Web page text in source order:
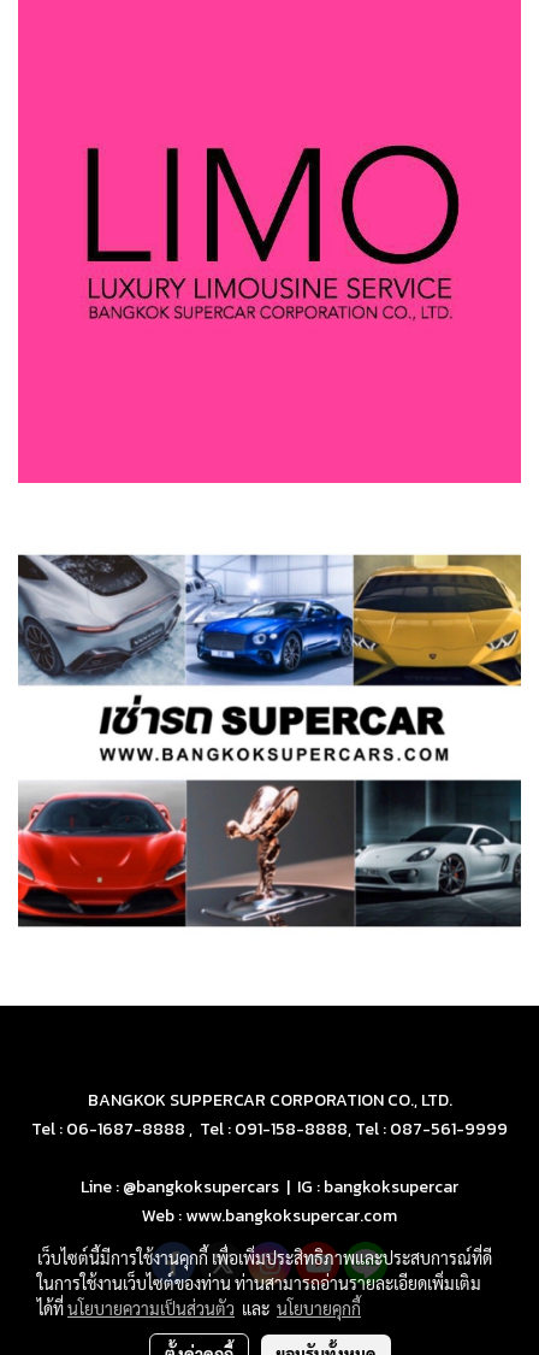
BANGKOK SUPPERCAR CORPORATION CO., LTD.
Tel : 06-1687-8888 , Tel : 091-158-8888, Tel : 087-561-9999
Line : @bangkoksupercars | IG : bangkoksupercar
Web : www.bangkoksupercar.com
เว็บไซต์นี้มีการใช้งานคุกกี้ เพื่อเพิ่มประสิทธิภาพและประสบการณ์ที่ดี
ในการใช้งานเว็บไซต์ของท่าน ท่านสามารถอ่านรายละเอียดเพิ่มเติม
ได้ที่นโยบายความเป็นส่วนตัว และ นโยบายคุกกี้